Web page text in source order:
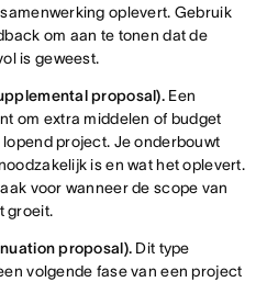
oplevert. Gebruik
om aan te tonen dat de
is geweest.
proposal). Een
om extra middelen of budget
project. Je onderbouwt
is en wat het oplevert.
voor wanneer de scope van
groeit.
proposal). Dit type
volgende fase van een project